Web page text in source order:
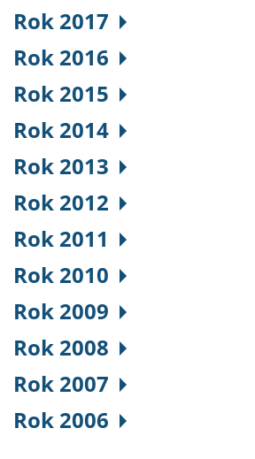
Rok 2017
Rok 2016
Rok 2015
Rok 2014
Rok 2013
Rok 2012
Rok 2011
Rok 2010
Rok 2009
Rok 2008
Rok 2007
Rok 2006